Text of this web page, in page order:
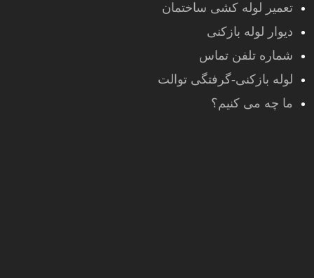
تعمیر لوله کشی ساختمان
دیوار لوله بازکنی
شماره تلفن تماس
لوله بازکنی-گرفتگی توالت
ما چه می کنیم؟